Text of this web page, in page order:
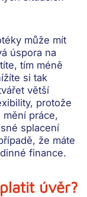
může mít
úspora na
tím méně
si tak
větší
, protože
práce,
splacení
že máte
finance.
úvěr?